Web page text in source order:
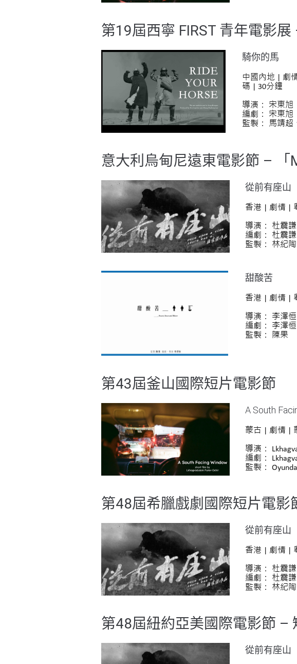
第19屆西寧 FIRST 青年電影
騎你的馬
中國內地 | 劇
碼 | 30分鐘
導演： 宋東旭
編劇： 宋東旭
監製： 馬靖超
意大利烏甸尼遠東電影節 – 「
從前有座山
香港 | 劇情 |
導演： 杜震謙
編劇： 杜震謙
監製： 林紀陶
甜酸苦
香港 | 劇情 |
導演： 李澤恒
編劇： 李澤恒
監製： 陳果
第43屆釜山國際短片電影節
A South
蒙古 | 劇情 |
導演：
編劇：
監製：
第48屆希臘戲劇國際短片電影
從前有座山
香港 | 劇情 |
導演： 杜震謙
編劇： 杜震謙
監製： 林紀陶
第48屆紐約亞美國際電影節 –
從前有座山